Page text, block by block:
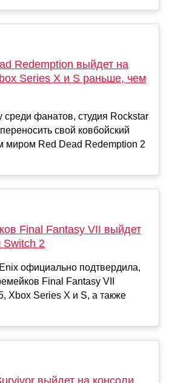
Redemption выйдет на
Series X и S раньше, чем
среди фанатов, студия Rockstar
свой ковбойский
миром Red Dead Redemption 2
Final Fantasy VII выйдет
Switch 2
официально подтвердила,
Final Fantasy VII
Xbox Series X и S, а также